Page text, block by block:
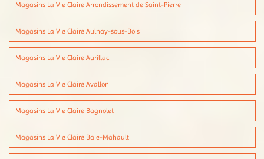
Magasins La Vie Claire Arrondissement de Saint-Pierre
Magasins La Vie Claire Aulnay-sous-Bois
Magasins La Vie Claire Aurillac
Magasins La Vie Claire Avallon
Magasins La Vie Claire Bagnolet
Magasins La Vie Claire Baie-Mahault